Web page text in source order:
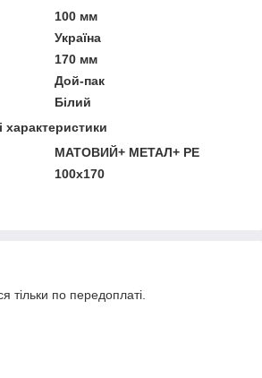
100 мм
Україна
170 мм
Дой-пак
Білий
характеристики
МАТОВИЙ+ МЕТАЛ+ PE
100х170
тільки по передоплаті.